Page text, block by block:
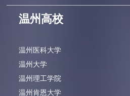
温州高校
温州医科大学
温州大学
温州理工学院
温州肯恩大学